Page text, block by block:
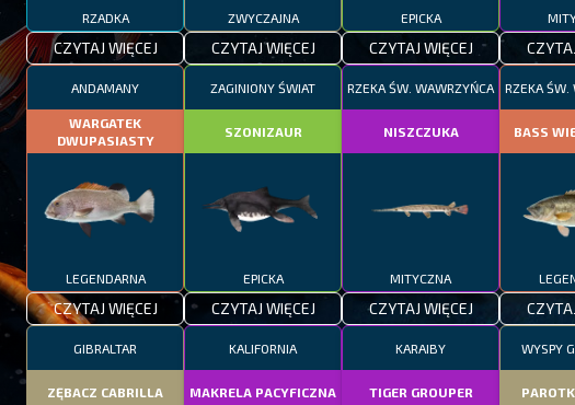
RZADKA
CZYTAJ WIĘCEJ
ZWYCZAJNA
CZYTAJ WIĘCEJ
EPICKA
CZYTAJ WIĘCEJ
ANDAMANY
WARGATEK
DWUPASIASTY
LEGENDARNA
CZYTAJ WIĘCEJ
ZAGINIONY ŚWIAT
SZONIZAUR
EPICKA
CZYTAJ WIĘCEJ
RZEKA ŚW. WAWRZYŃCA
NISZCZUKA
MITYCZNA
CZYTAJ WIĘCEJ
RZEKA ŚW.
BASS
GIBRALTAR
ZĘBACZ CABRILLA
KALIFORNIA
MAKRELA PACYFICZNA
KARAIBY
TIGER GROUPER
WYSPY